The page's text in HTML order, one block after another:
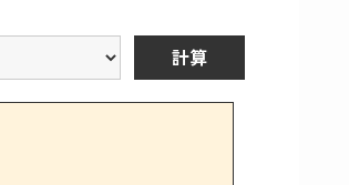
計算